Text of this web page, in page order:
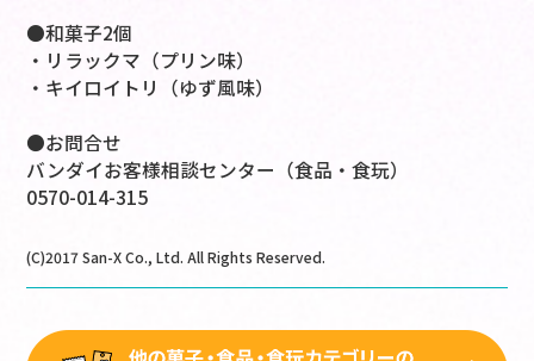
●和菓子2個
・リラックマ（プリン味）
・キイロイトリ（ゆず風味）
●お問合せ
バンダイお客様相談センター（食品・食玩）
0570-014-315
(C)2017 San-X Co., Ltd. All Rights Reserved.